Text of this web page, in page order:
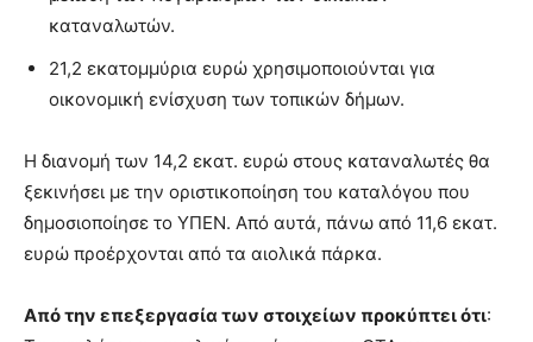
καταναλωτών.
21,2 εκατομμύρια ευρώ χρησιμοποιούνται για
οικονομική ενίσχυση των τοπικών δήμων.
Η διανομή των 14,2 εκατ. ευρώ στους καταναλωτές θα
ξεκινήσει με την οριστικοποίηση του καταλόγου που
δημοσιοποίησε το ΥΠΕΝ. Από αυτά, πάνω από 11,6 εκατ.
ευρώ προέρχονται από τα αιολικά πάρκα.
Από την επεξεργασία των στοιχείων προκύπτει ότι: